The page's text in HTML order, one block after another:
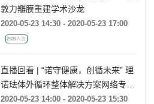
敦力瓣膜重建学术沙龙
2020-05-23 14:30 - 2020-05-23 17:00
2929人次
直播回看 | “诺守健康，创循未来” 理
诺珐体外循环整体解决方案网络专题
会
2020-05-23 14:00 - 2020-05-23 15:30